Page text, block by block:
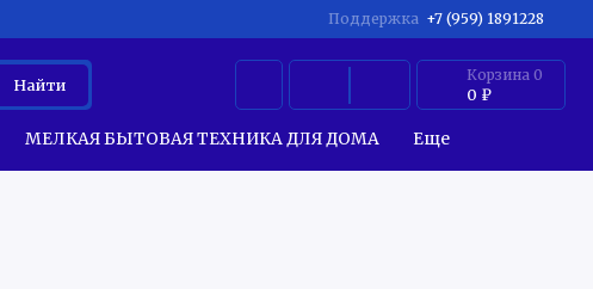
Поддержка +7 (959) 1891228
Найти
Корзина 0
0 ₽
МЕЛКАЯ БЫТОВАЯ ТЕХНИКА ДЛЯ ДОМА Еще